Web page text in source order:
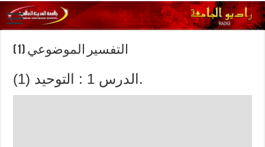
(التفسير الموضوعي (1
الدرس 1 : التوحيد (1).